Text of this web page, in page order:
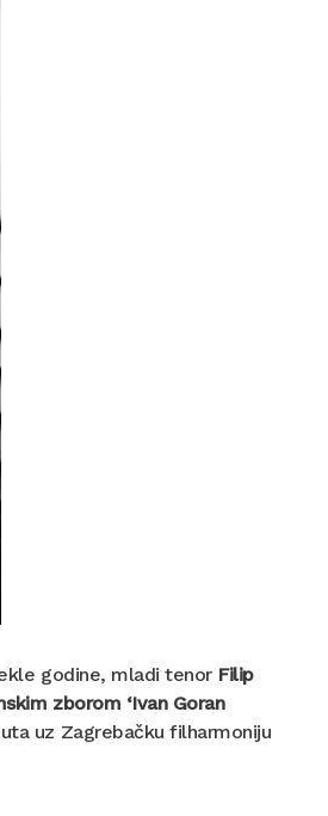
godine, mladi tenor Filip
zborom ‘Ivan Goran
uz Zagrebačku filharmoniju